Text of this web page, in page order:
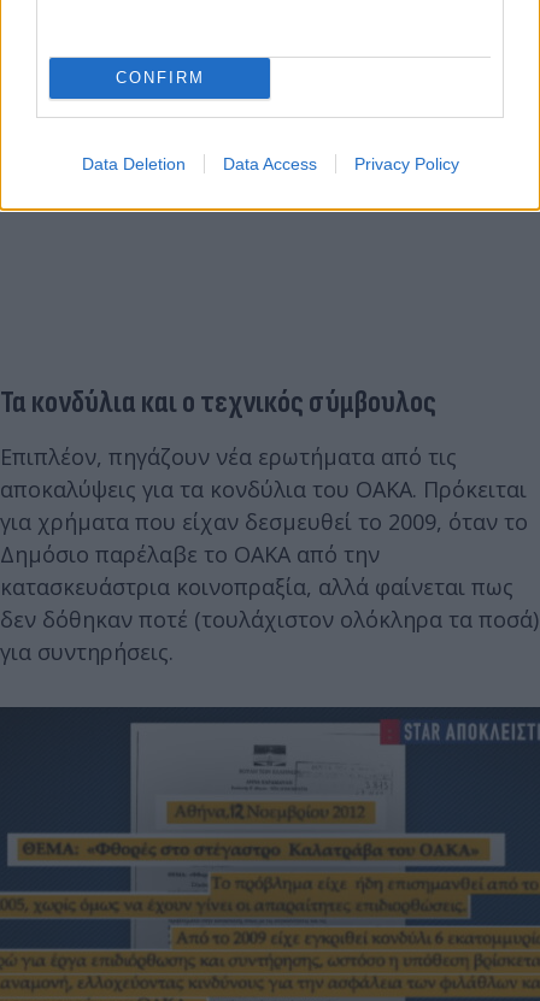
CONFIRM
Data Deletion Data Access Privacy Policy
Τακονδύλιακαι ο τεχνικός σύμβουλος
Επιπλέον, πηγάζουν νέα ερωτήματα από τις
αποκαλύψεις για τα κονδύλια του ΟΑΚΑ. Πρόκειται
για χρήματα που είχαν δεσμευθεί το 2009, όταν το
Δημόσιο παρέλαβε το ΟΑΚΑ από την
κατασκευάστρια κοινοπραξία, αλλά φαίνεται πως
δεν δόθηκαν ποτέ (τουλάχιστον ολόκληρα τα ποσά)
για συντηρήσεις.